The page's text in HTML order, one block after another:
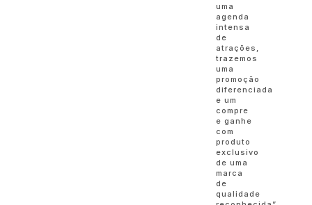
uma
agenda
intensa
de
atrações,
trazemos
uma
promoção
diferenciada
e um
compre
e ganhe
com
produto
exclusivo
de uma
marca
de
qualidade